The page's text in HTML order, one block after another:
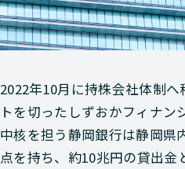
2022年10月に持株会社体制
トを切ったしずおかフィナン
中核を担う静岡銀行は静岡県
点を持ち、約10兆円の貸出金